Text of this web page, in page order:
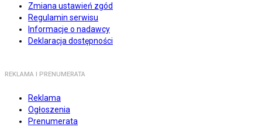
Zmiana ustawień zgód
Regulamin serwisu
Informacje o nadawcy
Deklaracja dostępności
REKLAMA I PRENUMERATA
Reklama
Ogłoszenia
Prenumerata